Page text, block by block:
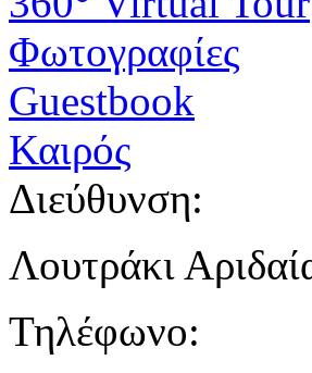
Φωτογραφίες
Guestbook
Καιρός
Διεύθυνση:
Λουτράκι
Τηλέφωνο: